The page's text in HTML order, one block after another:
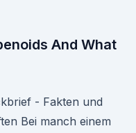
And What
- Fakten und
Bei manch einem